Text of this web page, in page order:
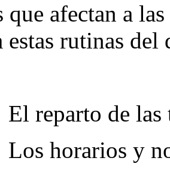
que afectan a
estas rutinas del
de las
y